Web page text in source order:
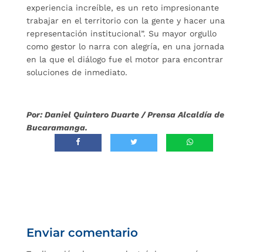
experiencia increíble, es un reto impresionante
trabajar en el territorio con la gente y hacer una
representación institucional”. Su mayor orgullo
como gestor lo narra con alegría, en una jornada
en la que el diálogo fue el motor para encontrar
soluciones de inmediato.
Por: Daniel Quintero Duarte / Prensa Alcaldía de
Bucaramanga.
Enviar comentario